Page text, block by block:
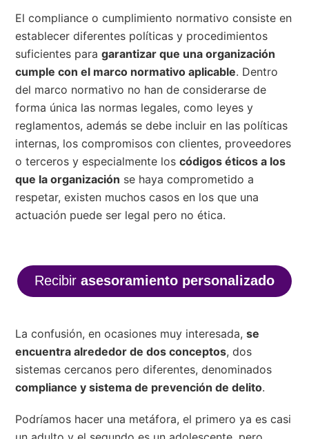
El compliance o cumplimiento normativo consiste en
establecer diferentes políticas y procedimientos
suficientes paragarantizar que una organización
cumple con el marco normativo aplicable. Dentro
del marco normativo no han de considerarse de
forma única las normas legales, como leyes y
reglamentos, además se debe incluir en las políticas
internas, los compromisos con clientes, proveedores
o terceros y especialmente loscódigos éticos a los
que la organización se haya comprometido a
respetar, existen muchos casos en los que una
actuación puede ser legal pero no ética.
Recibir asesoramiento personalizado
La confusión, en ocasiones muy interesada,se
encuentra alrededor de dos conceptos, dos
sistemas cercanos pero diferentes, denominados
compliance y sistema de prevención de delito.
Podríamos hacer una metáfora, el primero ya es casi